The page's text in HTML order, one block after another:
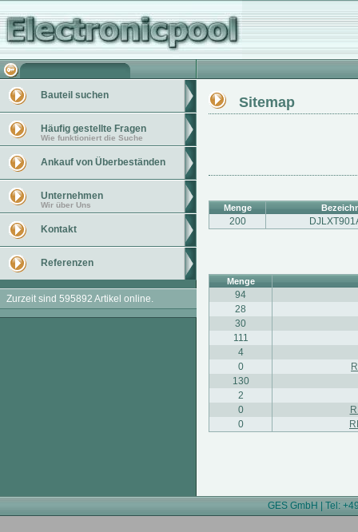
Bauteil suchen
Häufig gestellte Fragen
Wie funktioniert die Suche
Ankauf von Überbeständen
Unternehmen
Wir über Uns
Kontakt
Referenzen
Zurzeit sind 595892 Artikel online.
Sitemap
Menge
200
Menge
94
28
30
111
4
0
130
2
0
0
GES GmbH | Tel: